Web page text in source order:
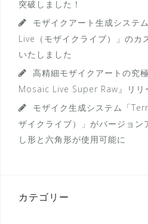
突破しました！
モザイクアート生成システ
Live（モザイクライブ）」のカ
いたしました
高精細モザイクアートの究
Mosaic Live Super Raw』リリ
モザイク生成システム「
ザイクライブ）」がバージョン
し形と六角形が使用可能に
カテゴリー